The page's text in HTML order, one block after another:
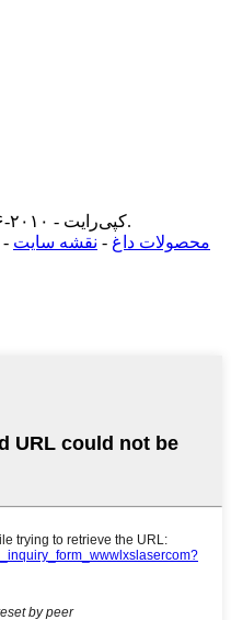
© کپی‌رایت - ۲۰۱۰-۲۰۲۶: تمامی حقوق محفوظ است.
محصولات داغ - نقشه سایت -